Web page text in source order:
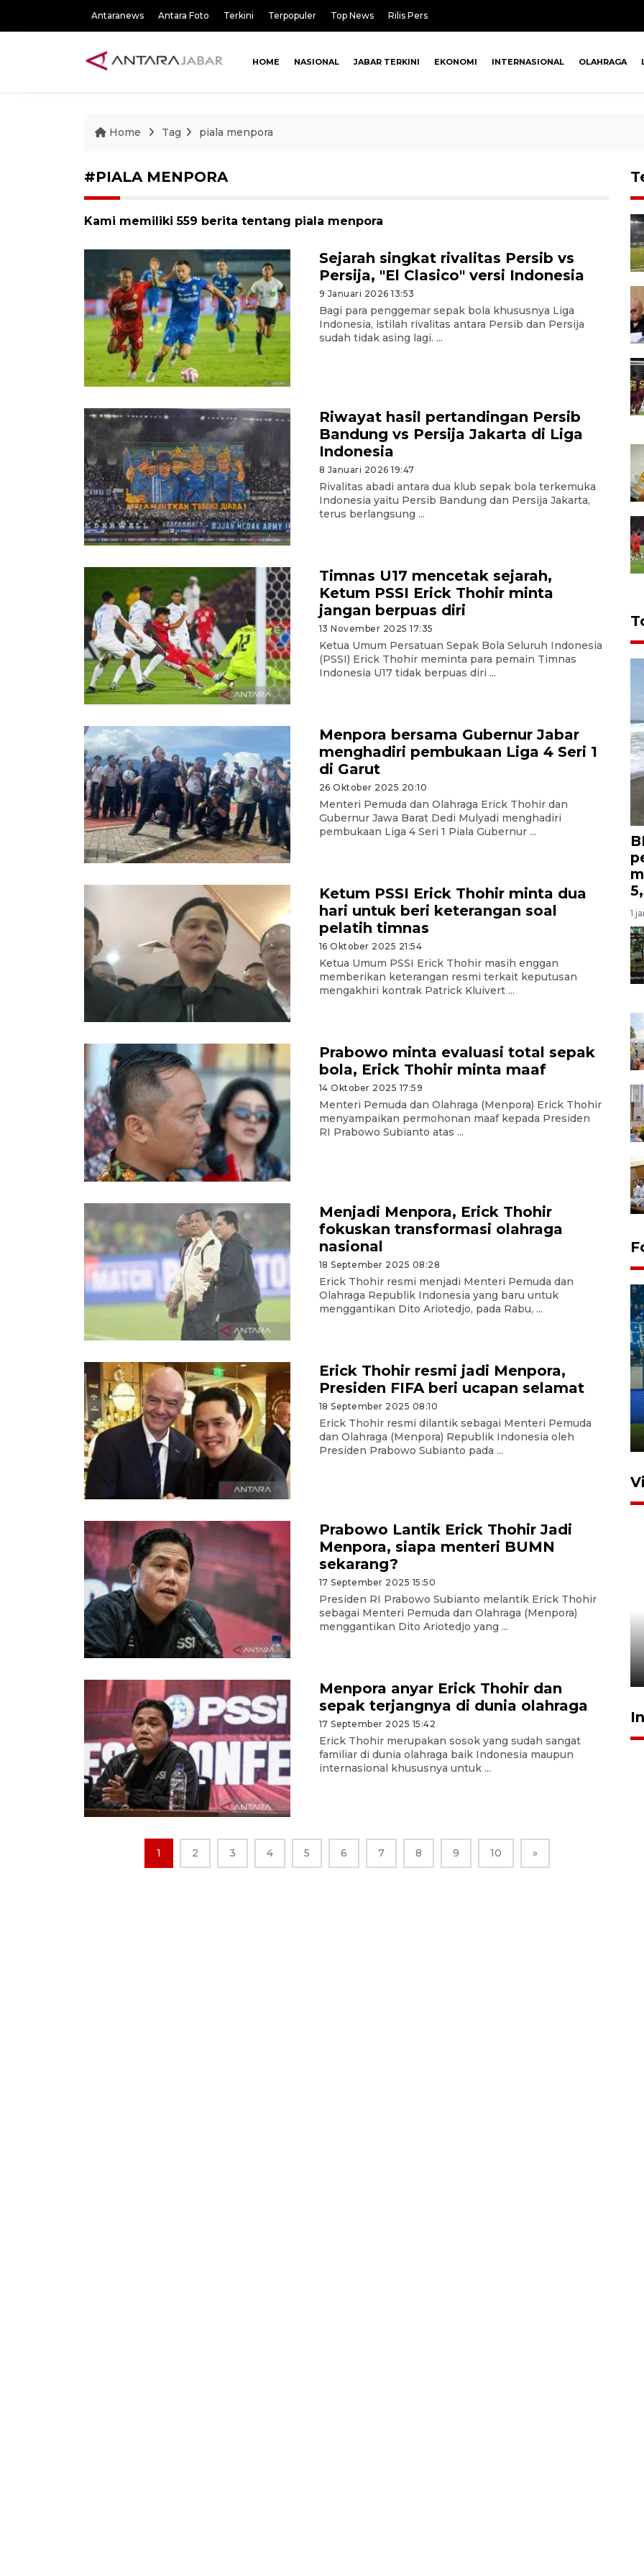
Antaranews Antara Foto Terkini Terpopuler Top News Rilis Pers
HOME NASIONAL JABAR TERKINI EKONOMI INTERNASIONAL OLAHRAGA
Home Tag piala menpora
#PIALA MENPORA
Kami memiliki 559 berita tentang piala menpora
Sejarah singkat rivalitas Persib vs
Persija, "El Clasico" versi Indonesia
9 Januari 2026 13:53
Bagi para penggemar sepak bola khususnya Liga
Indonesia, istilah rivalitas antara Persib dan Persija
sudah tidak asing lagi. ...
Riwayat hasil pertandingan Persib
Bandung vs Persija Jakarta di Liga
Indonesia
8 Januari 2026 19:47
Rivalitas abadi antara dua klub sepak bola terkemuka
Indonesia yaitu Persib Bandung dan Persija Jakarta,
terus berlangsung ...
Timnas U17 mencetak sejarah,
Ketum PSSI Erick Thohir minta
jangan berpuas diri
13 November 2025 17:35
Ketua Umum Persatuan Sepak Bola Seluruh Indonesia
(PSSI) Erick Thohir meminta para pemain Timnas
Indonesia U17 tidak berpuas diri ...
Menpora bersama Gubernur Jabar
menghadiri pembukaan Liga 4 Seri 1
di Garut
26 Oktober 2025 20:10
Menteri Pemuda dan Olahraga Erick Thohir dan
Gubernur Jawa Barat Dedi Mulyadi menghadiri
pembukaan Liga 4 Seri 1 Piala Gubernur ...
Ketum PSSI Erick Thohir minta dua
hari untuk beri keterangan soal
pelatih timnas
16 Oktober 2025 21:54
Ketua Umum PSSI Erick Thohir masih enggan
memberikan keterangan resmi terkait keputusan
mengakhiri kontrak Patrick Kluivert ...
Prabowo minta evaluasi total sepak
bola, Erick Thohir minta maaf
14 Oktober 2025 17:59
Menteri Pemuda dan Olahraga (Menpora) Erick Thohir
menyampaikan permohonan maaf kepada Presiden
RI Prabowo Subianto atas ...
Menjadi Menpora, Erick Thohir
fokuskan transformasi olahraga
nasional
18 September 2025 08:28
Erick Thohir resmi menjadi Menteri Pemuda dan
Olahraga Republik Indonesia yang baru untuk
menggantikan Dito Ariotedjo, pada Rabu, ...
Erick Thohir resmi jadi Menpora,
Presiden FIFA beri ucapan selamat
18 September 2025 08:10
Erick Thohir resmi dilantik sebagai Menteri Pemuda
dan Olahraga (Menpora) Republik Indonesia oleh
Presiden Prabowo Subianto pada ...
Prabowo Lantik Erick Thohir Jadi
Menpora, siapa menteri BUMN
sekarang?
17 September 2025 15:50
Presiden RI Prabowo Subianto melantik Erick Thohir
sebagai Menteri Pemuda dan Olahraga (Menpora)
menggantikan Dito Ariotedjo yang ...
Menpora anyar Erick Thohir dan
sepak terjangnya di dunia olahraga
17 September 2025 15:42
Erick Thohir merupakan sosok yang sudah sangat
familiar di dunia olahraga baik Indonesia maupun
internasional khususnya untuk ...
1 2 3 4 5 6 7 8 9 10 »
1
Penutupan latihan bela negara
dan manajerial SPPI di
Balikpapan
31 Juli 2026 18:01
Pigai: Penangkapan begal
tetap kewenangan aparat